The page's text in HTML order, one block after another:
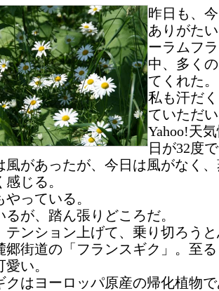
昨日も、
ありがた
ーラムフ
中、多く
てくれた。
私も汗だ
ていただ
Yahoo!天
日が32度
風があったが、今日は風がなく
じる。
っている。
が、踏ん張りどころだ。
テンション上げて、乗り切ろう
郷街道の「フランスギク」。至
い。
クはヨーロッパ原産の帰化植物